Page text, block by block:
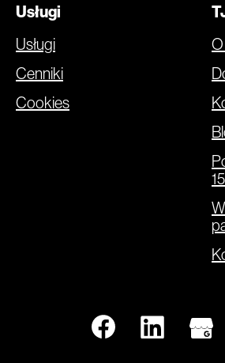
Usługi
Usługi
Cenniki
Cookies